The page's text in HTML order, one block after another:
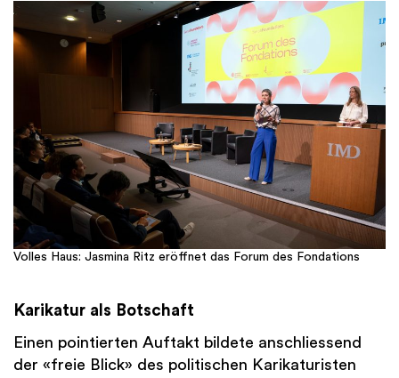
Volles Haus: Jasmina Ritz eröffnet das Forum des Fondations
Karikatur als Botschaft
Einen pointierten Auftakt bildete anschliessend
der «freie Blick» des politischen Karikaturisten